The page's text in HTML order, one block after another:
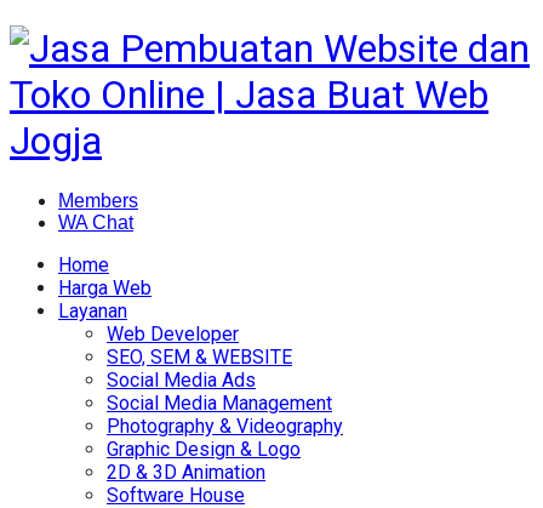
Members
WA Chat
Home
Harga Web
Layanan
Web Developer
SEO, SEM & WEBSITE
Social Media Ads
Social Media Management
Photography & Videography
Graphic Design & Logo
2D & 3D Animation
Software House